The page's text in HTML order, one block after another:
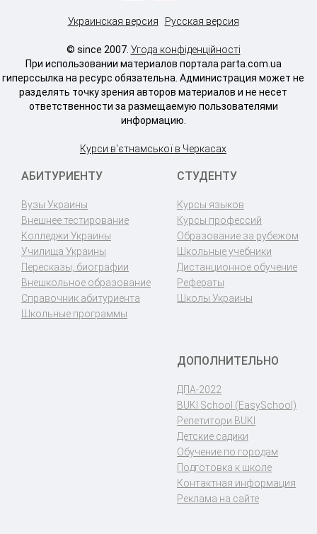
Украинская версия Русская версия
© since 2007. Угода конфіденційності
При использовании материалов портала parta.com.ua
гиперссылка на ресурс обязательна. Администрация может не
разделять точку зрения авторов материалов и не несет
ответственности за размещаемую пользователями
информацию.
Курси в'єтнамської в Черкасах
АБИТУРИЕНТУ
Вузы Украины
Внешнее тестирование
Колледжи Украины
Училища Украины
Пересказы, биографии
Внешкольное образование
Справочник абитуриента
Школьные программы
СТУДЕНТУ
Курсы языков
Курсы профессий
Образование за рубежом
Школьные учебники
Дистанционное обучение
Рефераты
Школы Украины
ДОПОЛНИТЕЛЬНО
ДПА-2022
BUKI School (EasySchool)
Репетитори BUKI
Детские садики
Обучение по городам
Подготовка к школе
Контактная информация
Реклама на сайте